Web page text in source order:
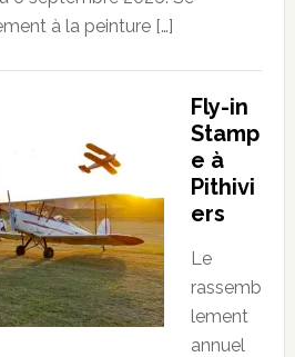
à la peinture […]
Fly-in
Stamp
e à
Pithivi
ers
Le
rassemb
lement
annuel